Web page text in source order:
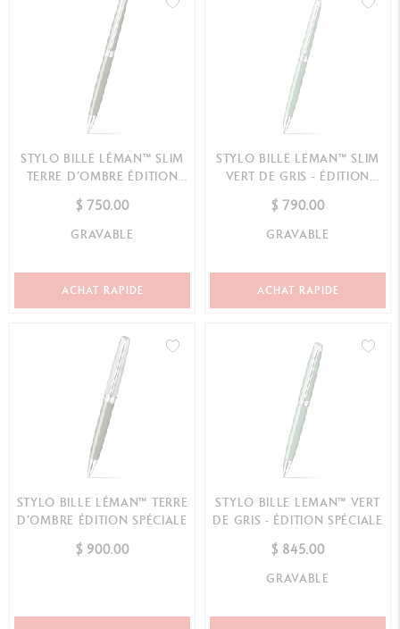
STYLO BILLE LÉMAN™ SLIM
TERRE D’OMBRE ÉDITION
SPÉCIALE
$ 750.00
GRAVABLE
ACHAT RAPIDE
STYLO BILLE LEMAN™ SLIM
VERT DE GRIS - ÉDITION
SPÉCIALE
$ 790.00
GRAVABLE
ACHAT RAPIDE
STYLO BILLE LÉMAN™ TERRE
D’OMBRE ÉDITION SPÉCIALE
$ 900.00
STYLO BILLE LEMAN™ VERT
DE GRIS - ÉDITION SPÉCIALE
$ 845.00
GRAVABLE